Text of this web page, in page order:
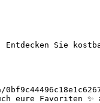
Sie
Favoriten ✨